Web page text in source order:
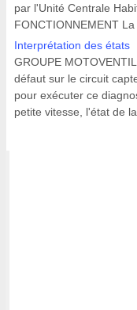
par l'Unité Centrale
FONCTIONNEMENT La
Interprétation des états
GROUPE
défaut sur le circuit
pour exécuter ce
petite vitesse, l'état de la